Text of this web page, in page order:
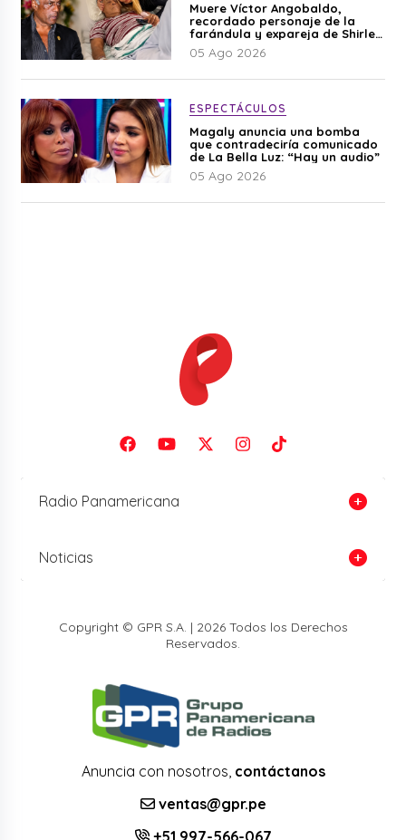
Muere Víctor Angobaldo,
recordado personaje de la
farándula y expareja de Shirley
Cherres
05 Ago 2026
ESPECTÁCULOS
Magaly anuncia una bomba
que contradeciría comunicado
de La Bella Luz: “Hay un audio”
05 Ago 2026
Radio Panamericana
Noticias
Copyright © GPR S.A. | 2026 Todos los Derechos
Reservados.
Anuncia con nosotros, contáctanos
ventas@gpr.pe